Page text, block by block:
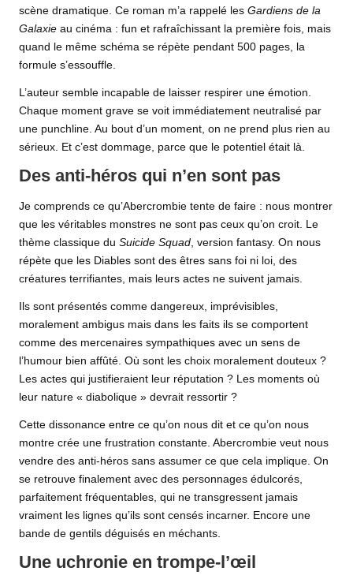
scène dramatique. Ce roman m’a rappelé les Gardiens de la
Galaxie au cinéma : fun et rafraîchissant la première fois, mais
quand le même schéma se répète pendant 500 pages, la
formule s’essouffle.
L’auteur semble incapable de laisser respirer une émotion.
Chaque moment grave se voit immédiatement neutralisé par
une punchline. Au bout d’un moment, on ne prend plus rien au
sérieux. Et c’est dommage, parce que le potentiel était là.
Des anti-héros qui n’en sont pas
Je comprends ce qu’Abercrombie tente de faire : nous montrer
que les véritables monstres ne sont pas ceux qu’on croit. Le
thème classique du Suicide Squad, version fantasy. On nous
répète que les Diables sont des êtres sans foi ni loi, des
créatures terrifiantes, mais leurs actes ne suivent jamais.
Ils sont présentés comme dangereux, imprévisibles,
moralement ambigus mais dans les faits ils se comportent
comme des mercenaires sympathiques avec un sens de
l’humour bien affûté. Où sont les choix moralement douteux ?
Les actes qui justifieraient leur réputation ? Les moments où
leur nature « diabolique » devrait ressortir ?
Cette dissonance entre ce qu’on nous dit et ce qu’on nous
montre crée une frustration constante. Abercrombie veut nous
vendre des anti-héros sans assumer ce que cela implique. On
se retrouve finalement avec des personnages édulcorés,
parfaitement fréquentables, qui ne transgressent jamais
vraiment les lignes qu’ils sont censés incarner. Encore une
bande de gentils déguisés en méchants.
Une uchronie en trompe-l’œil